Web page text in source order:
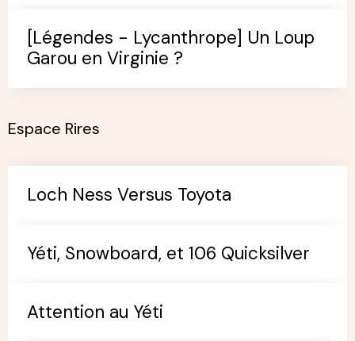
[Légendes - Lycanthrope] Un Loup
Garou en Virginie ?
Espace Rires
Loch Ness Versus Toyota
Yéti, Snowboard, et 106 Quicksilver
Attention au Yéti